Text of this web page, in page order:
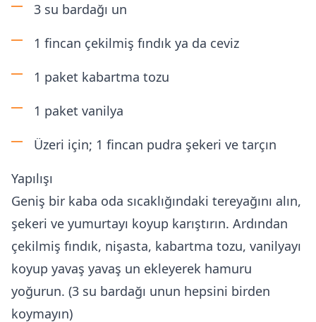
3 su bardağı un
1 fincan çekilmiş fındık ya da ceviz
1 paket kabartma tozu
1 paket vanilya
Üzeri için; 1 fincan pudra şekeri ve tarçın
Yapılışı
Geniş bir kaba oda sıcaklığındaki tereyağını alın,
şekeri ve yumurtayı koyup karıştırın. Ardından
çekilmiş fındık, nişasta, kabartma tozu, vanilyayı
koyup yavaş yavaş un ekleyerek hamuru
yoğurun. (3 su bardağı unun hepsini birden
koymayın)